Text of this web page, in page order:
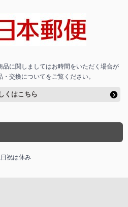
に関しましてはお時間をいただく場合が
交換についてをご覧ください。
くはこちら
祝は休み